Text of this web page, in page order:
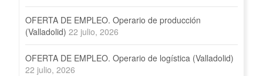
OFERTA DE EMPLEO. Operario de producción
(Valladolid) 22 julio, 2026
OFERTA DE EMPLEO. Operario de logística (Valladolid)
22 julio, 2026